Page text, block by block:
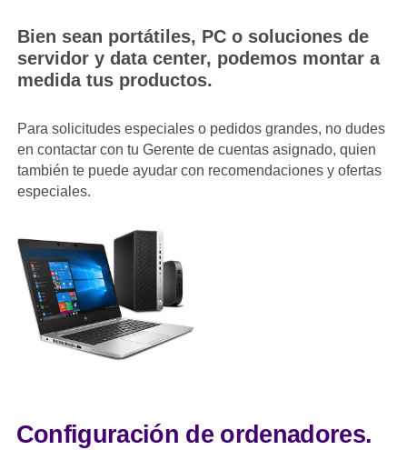
Bien sean portátiles, PC o soluciones de
servidor y data center, podemos montar a
medida tus productos.
Para solicitudes especiales o pedidos grandes, no dudes
en contactar con tu Gerente de cuentas asignado, quien
también te puede ayudar con recomendaciones y ofertas
especiales.
Configuración de ordenadores.